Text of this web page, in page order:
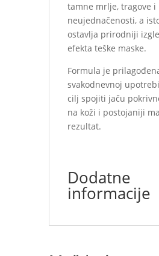
tamne mrlje, tragove i
neujednačenosti, a
ostavlja prirodniji
efekta teške maske.
Formula je
svakodnevnoj
cilj spojiti jaču
na koži i postojaniji
rezultat.
Dodatne
informacije